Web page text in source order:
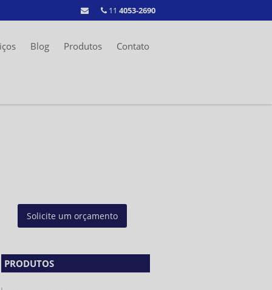
11 4053-2690
Blog Produtos Contato
Solicite um orçamento
PRODUTOS